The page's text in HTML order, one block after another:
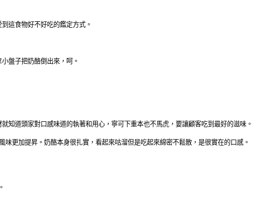
這食物好不好吃的鑑定方式。
盤子把奶酪倒出來，呵。
知道頭家對口感味道的執著和用心，寧可下重本也不馬虎，要讓顧客吃到最好的滋味。
更加提昇。奶酪本身很扎實，看起來咕溜但是吃起來綿密不鬆散，是很實在的口感。